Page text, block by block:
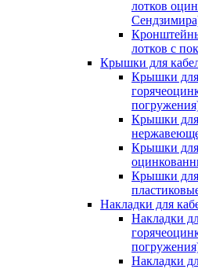
лотков
лотков с
Крышки для
Крышки для
Крышки для
Крышки для
Крышки для
Накладки для
Накладки
Накладки